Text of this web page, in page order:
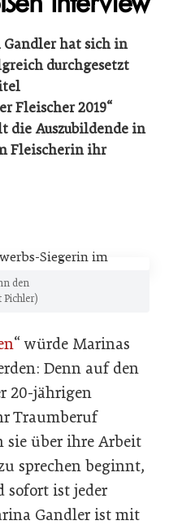
hat sich in
durchgesetzt
Fleischer 2019“
die Auszubildende in
Fleischerin ihr
den
“ würde Marinas
Denn auf den
20-jährigen
Traumberuf
sie über ihre Arbeit
sprechen beginnt,
sofort ist jeder
Gandler ist mit